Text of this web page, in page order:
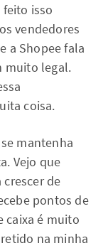
isso
vendedores
a Shopee fala
muito legal.
coisa.
mantenha
Vejo que
de
pontos de
caixa é muito
na minha